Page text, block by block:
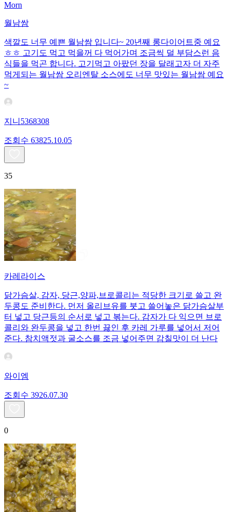
Morn
월남쌈
색깔도 너무 예쁜 월남쌈 입니다~ 20년째 롱다이어트중 예요
ㅎㅎ 고기도 먹고 먹을꺼 다 먹어가며 조금씩 덜 부담스런 음
식들을 먹곤 합니다. 고기먹고 아팠던 장을 달래고자 더 자주
먹게되는 월남쌈 오리엔탈 소스에도 너무 맛있는 월남쌈 예요
~
지니5368308
조회수 63825.10.05
35
카레라이스
닭가슴살, 감자, 당근,양파,브로콜리는 적당한 크기로 쓸고 완
두콩도 준비한다. 먼저 올리브유를 붓고 쓸어놓은 닭가슴살부
터 넣고 당근등의 순서로 넣고 볶는다. 감자가 다 익으면 브로
콜리와 완두콩을 넣고 한번 끓인 후 카레 가루를 넣어서 저어
준다. 참치액젓과 굴소스를 조금 넣어주면 감칠맛이 더 난다
와이엠
조회수 3926.07.30
0